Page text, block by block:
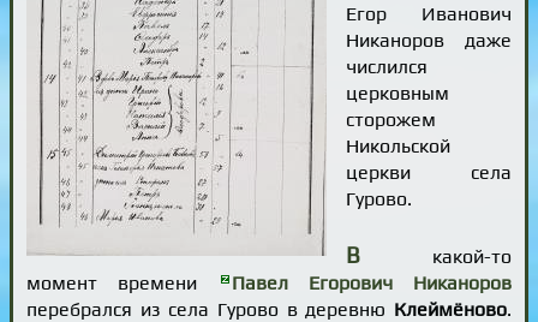
Егор Иванович
Никаноров даже
числился
церковным
сторожем
Никольской
церкви села
Гурово.
В какой-то
момент времени
Павел Егорович Никаноров
перебрался из села Гурово в деревню Клеймёново.